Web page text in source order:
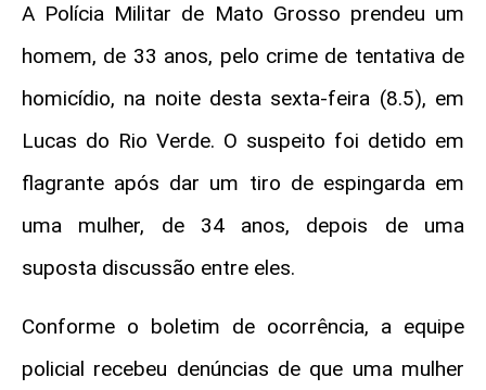
A Polícia Militar de Mato Grosso prendeu um
homem, de 33 anos, pelo crime de tentativa de
homicídio, na noite desta sexta-feira (8.5), em
Lucas do Rio Verde. O suspeito foi detido em
flagrante após dar um tiro de espingarda em
uma mulher, de 34 anos, depois de uma
suposta discussão entre eles.
Conforme o boletim de ocorrência, a equipe
policial recebeu denúncias de que uma mulher